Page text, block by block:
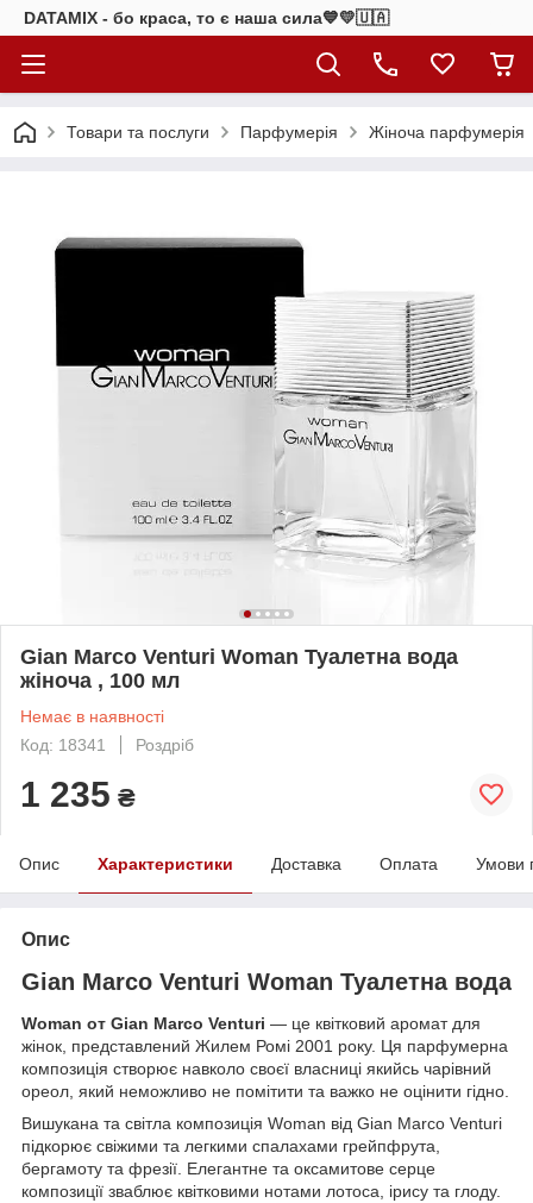
DATAMIX - бо краcа, то є наша сила​💙💛🇺🇦​
Товари та послуги Парфумерія Жіноча парфумерія
Gian Marco Venturi Woman Туалетна вода
жіноча , 100 мл
Немає в наявності
Код: 18341
Роздріб
1 235 ₴
Опис Характеристики Доставка Оплата Умови
Опис
Gian Marco Venturi Woman Туалетна вода
Woman от Gian Marco Venturi — це квітковий аромат для
жінок, представлений Жилем Ромі 2001 року. Ця парфумерна
композиція створює навколо своєї власниці якийсь чарівний
ореол, який неможливо не помітити та важко не оцінити гідно.
Вишукана та світла композиція Woman від Gian Marco Venturi
підкорює свіжими та легкими спалахами грейпфрута,
бергамоту та фрезії. Елегантне та оксамитове серце
композиції зваблює квітковими нотами лотоса, ірису та глоду.